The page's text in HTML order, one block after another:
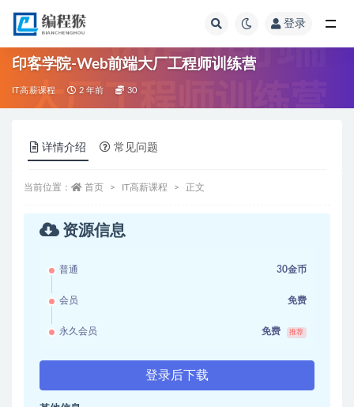
登录
印客学院-Web前端大厂工程师训练营
IT高薪课程 2 年前 30
详情介绍 常见问题
当前位置： 首页 IT高薪课程 正文
资源信息
普通 30金币
会员 免费
永久会员 免费 推荐
登录后下载